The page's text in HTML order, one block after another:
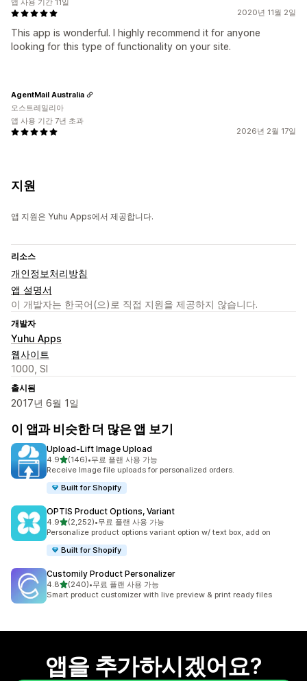
2020년 11월 2일
This app is wonderful. I highly recommend it for anyone
looking for this type of functionality on your site.
앱 사용 기간 11일
2026년 2월 17일
AgentMail Australia
오스트레일리아
앱 사용 기간 7년 초과
지원
앱 지원은 Yuhu Apps에서 제공합니다.
리소스
개인정보처리방침
앱 설명서
이 개발자는 한국어(으)로 직접 지원을 제공하지 않습니다.
개발자
Yuhu Apps
웹사이트
1000, SI
출시됨
2017년 6월 1일
이 앱과 비슷한 더 많은 앱 보기
Upload‑Lift Image Upload
4.9별 5개 중
(146)
총 리뷰 146개
•무료 플랜 사용 가능
Receive Image file uploads for personalized orders.
Built for Shopify
OPTIS Product Options, Variant
4.9별 5개 중
(2,252)
총 리뷰 2252개
•무료 플랜 사용 가능
Personalize product options variant option w/ text box, add on
Built for Shopify
Customily Product Personalizer
4.8별 5개 중
(240)
총 리뷰 240개
•무료 플랜 사용 가능
Smart product customizer with live preview & print ready files
앱을 추가하시겠어요?